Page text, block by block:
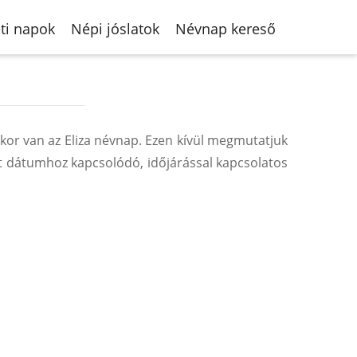
napok Népi jóslatok Névnap kereső
van az Eliza névnap. Ezen kívül megmutatjuk
kapcsolódó, időjárással kapcsolatos